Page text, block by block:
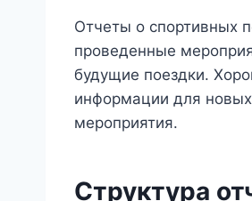
Отчеты о спортивных
проведенные
будущие поездки.
информации для
мероприятия.
Структура